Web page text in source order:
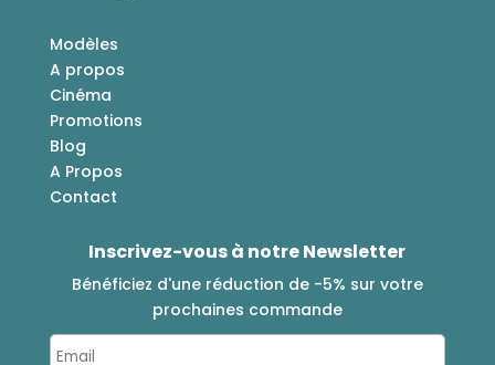
Modèles
A propos
Cinéma
Promotions
Blog
A Propos
Contact
Inscrivez-vous à notre Newsletter
Bénéficiez d'une réduction de -5% sur votre
prochaines commande